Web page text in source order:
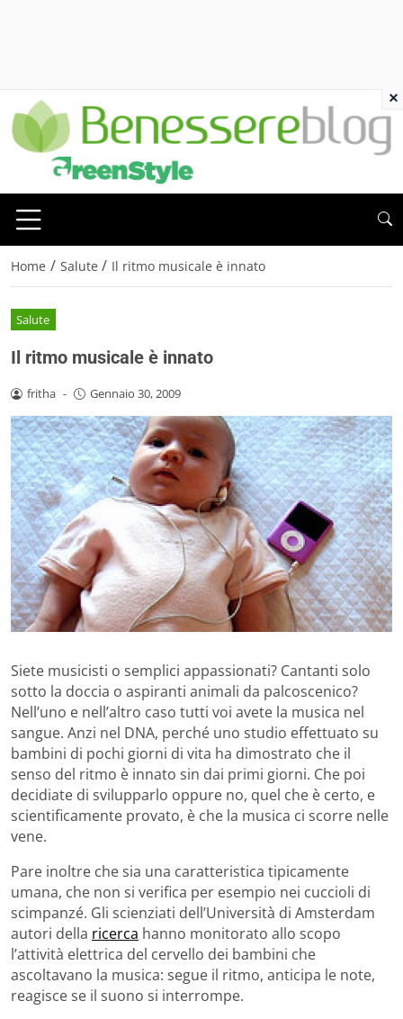
Home / Salute / Il ritmo musicale è innato
Salute
Il ritmo musicale è innato
fritha - Gennaio 30, 2009
Siete musicisti o semplici appassionati? Cantanti solo
sotto la doccia o aspiranti animali da palcoscenico?
Nell’uno e nell’altro caso tutti voi avete la musica nel
sangue. Anzi nel DNA, perché uno studio effettuato su
bambini di pochi giorni di vita ha dimostrato che il
senso del ritmo è innato sin dai primi giorni. Che poi
decidiate di svilupparlo oppure no, quel che è certo, e
scientificamente provato, è che la musica ci scorre nelle
vene.
Pare inoltre che sia una caratteristica tipicamente
umana, che non si verifica per esempio nei cuccioli di
scimpanzé. Gli scienziati dell’Università di Amsterdam
autori della ricerca hanno monitorato allo scopo
l’attività elettrica del cervello dei bambini che
ascoltavano la musica: segue il ritmo, anticipa le note,
reagisce se il suono si interrompe.
×